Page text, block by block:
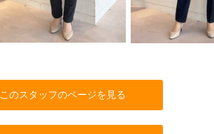
このスタッフのページを見る